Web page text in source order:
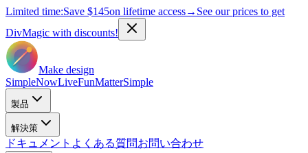
Limited time:Save $145on lifetime access→ See our prices to get
DivMagic with discounts!
Make design
SimpleNowLiveFunMatterSimple
製品
解決策
ドキュメント よくある質問お問い合わせ